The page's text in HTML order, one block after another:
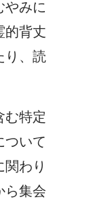
やみに
的背丈
り、読
む特定
ついて
わり
ら集会